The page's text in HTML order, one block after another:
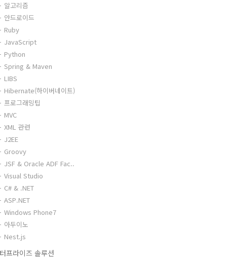
알고리즘
안드로이드
Ruby
JavaScript
Python
Spring & Maven
LIBS
Hibernate(하이버네이트)
프로그래밍팁
MVC
XML 관련
J2EE
Groovy
JSF & Oracle ADF Fac..
Visual Studio
C# & .NET
ASP.NET
Windows Phone7
아두이노
Nest.js
프라이즈 솔루션